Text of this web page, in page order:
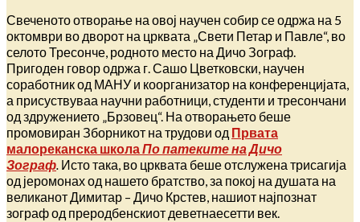
Свеченото отворање на овој научен собир се одржа на 5
октомври во дворот на црквата „Свети Петар и Павле“, во
селото Тресонче, родното место на Дичо Зограф.
Пригоден говор одржа г. Сашо Цветковски, научен
соработник од МАНУ и коорганизатор на конференцијата,
а присуствуваа научни работници, студенти и тресончани
од здружението „Брзовец“. На отворањето беше
промовиран Зборникот на трудови од Првата
малореканска школаПо патеките на Дичо
Зограф. Исто така, во црквата беше отслужена трисагија
од јеромонах од нашето братство, за покој на душата на
великанот Димитар – Дичо Крстев, нашиот најпознат
зограф од преродбенскиот деветнаесетти век.